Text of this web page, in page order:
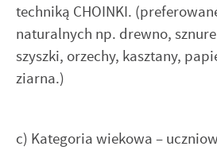
techniką CHOINKI.
naturalnych np. drewno,
szyszki, orzechy, kasztany,
ziarna.)
c) Kategoria wiekowa –